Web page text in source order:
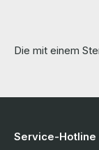
Die mit einem
Service-Hotline